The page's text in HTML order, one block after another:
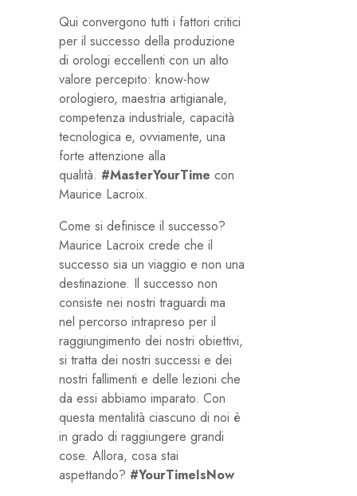
Qui convergono tutti i fattori critici
per il successo della produzione
di orologi eccellenti con un alto
valore percepito: know-how
orologiero, maestria artigianale,
competenza industriale, capacità
tecnologica e, ovviamente, una
forte attenzione alla
qualità. #MasterYourTime con
Maurice Lacroix.
Come si definisce il successo?
Maurice Lacroix crede che il
successo sia un viaggio e non una
destinazione. Il successo non
consiste nei nostri traguardi ma
nel percorso intrapreso per il
raggiungimento dei nostri obiettivi,
si tratta dei nostri successi e dei
nostri fallimenti e delle lezioni che
da essi abbiamo imparato. Con
questa mentalità ciascuno di noi è
in grado di raggiungere grandi
cose. Allora, cosa stai
aspettando? #YourTimeIsNow